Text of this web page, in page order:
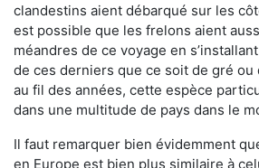
clandestins aient débarqué sur les
est possible que les frelons aient
méandres de ce voyage en
de ces derniers que ce soit de gré ou
au fil des années, cette espèce
dans une multitude de pays dans le
Il faut remarquer bien évidemment
en Europe est bien plus similaire à